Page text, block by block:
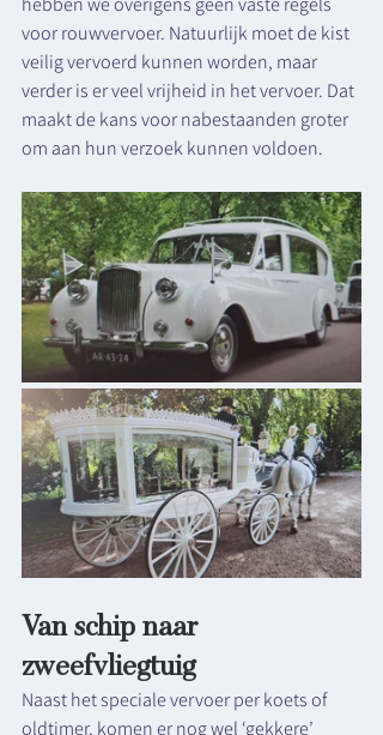
voor rouwvervoer. Natuurlijk moet de kist
veilig vervoerd kunnen worden, maar
verder is er veel vrijheid in het vervoer. Dat
maakt de kans voor nabestaanden groter
om aan hun verzoek kunnen voldoen.
Van schip naar
zweefvliegtuig
Naast het speciale vervoer per koets of
oldtimer, komen er nog wel ‘gekkere’